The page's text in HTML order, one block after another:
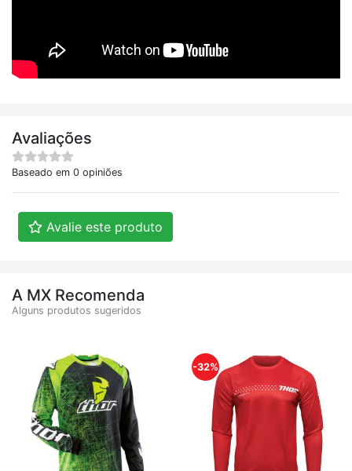
Avaliações
Baseado em 0 opiniões
Avalie este produto
A MX Recomenda
Alguns produtos sugeridos
-32%